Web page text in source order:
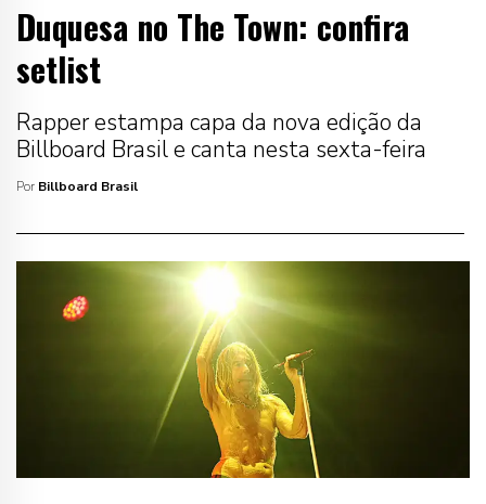
Duquesa no The Town: confira
setlist
Rapper estampa capa da nova edição da
Billboard Brasil e canta nesta sexta-feira
Por Billboard Brasil